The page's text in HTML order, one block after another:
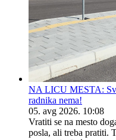
NA LICU MESTA:
radnika nema!
05. avg 2026. 10:08
Vratiti se na mesto
posla, ali treba pratiti.